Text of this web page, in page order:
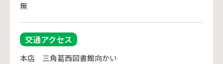
無
交通アクセス
本店　三角葛西図書館向かい